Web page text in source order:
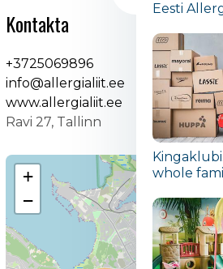
Kontakta
+3725069896
info@allergialiit.ee
www.allergialiit.ee
Ravi 27, Tallinn
+
−
Eesti
whole